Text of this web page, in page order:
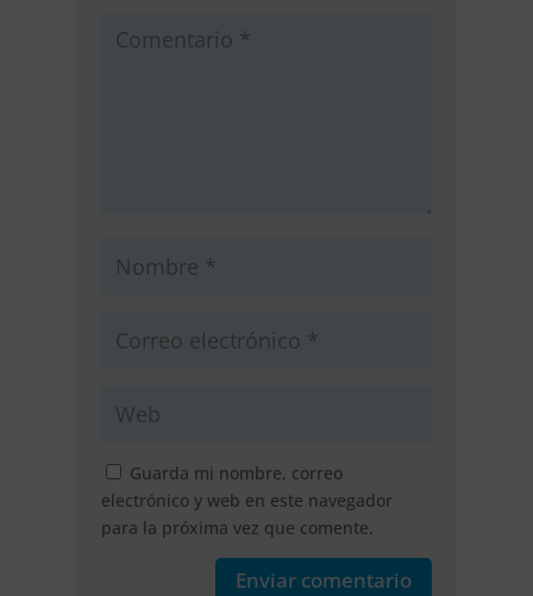
Guarda mi nombre, correo
electrónico y web en este navegador
para la próxima vez que comente.
Enviar comentario